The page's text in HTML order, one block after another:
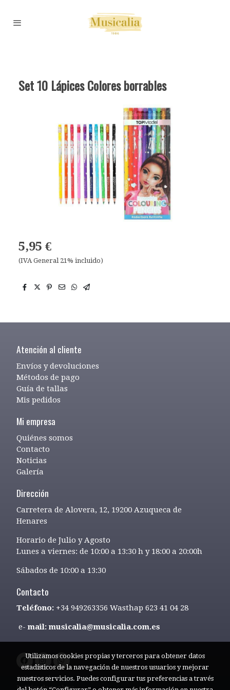
Set 10 Lápices Colores borrables
5,95 €
(IVA General 21% incluido)
Atención al cliente
Envíos y devoluciones
Métodos de pago
Guía de tallas
Mis pedidos
Mi empresa
Quiénes somos
Contacto
Noticias
Galería
Dirección
Carretera de Alovera, 12, 19200 Azuqueca de
Henares
Horario de Julio y Agosto
Lunes a viernes: de 10:00 a 13:30 h y 18:00 a 20:00h
Sábados de 10:00 a 13:30
Contacto
Teléfono: +34 949263356 Wasthap 623 41 04 28
e-mail: musicalia@musicalia.com.es
Aviso legal
Política de cookies
Utilizamos cookies propias y terceros para obtener datos
estadísticos de la navegación de nuestros usuarios y mejorar
nuestros servicios. Puedes configurar tus preferencias a través